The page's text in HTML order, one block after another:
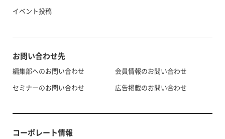
イベント投稿
お問い合わせ先
編集部へのお問い合わせ
セミナーのお問い合わせ
会員情報のお問い合わせ
広告掲載のお問い合わせ
コーポレート情報